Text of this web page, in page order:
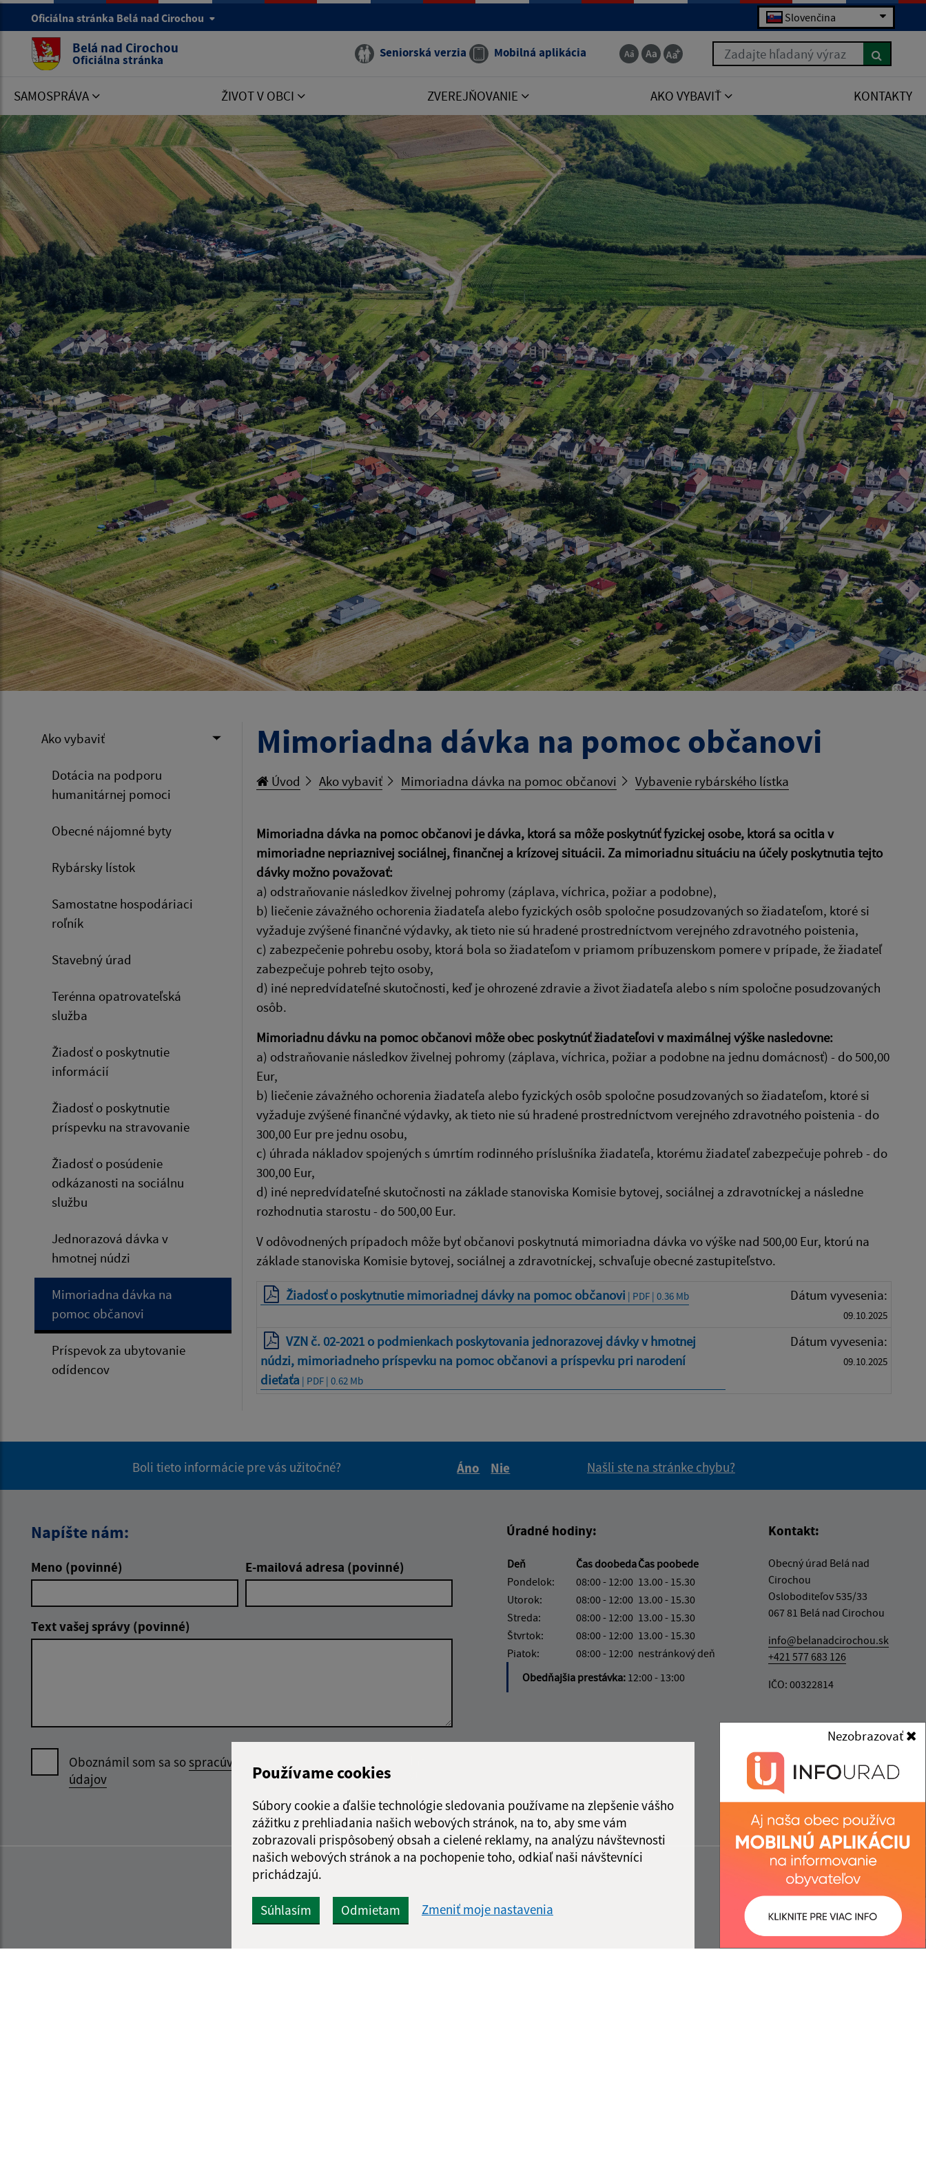
Používame cookies
Súbory cookie a ďalšie technológie sledovania používame na zlepšenie vášho
zážitku z prehliadania našich webových stránok, na to, aby sme vám
zobrazovali prispôsobený obsah a cielené reklamy, na analýzu návštevnosti
našich webových stránok a na pochopenie toho, odkiaľ naši návštevníci
prichádzajú.
Súhlasím Odmietam Zmeniť moje nastavenia
Nezobrazovať
Oficiálna stránka Belá nad Cirochou Slovenčina
Belá nad Cirochou
Oficiálna stránka Seniorská verzia Mobilná aplikácia Zadajte hľadaný výraz
SAMOSPRÁVA ŽIVOT V OBCI ZVEREJŇOVANIE AKO VYBAVIŤ KONTAKTY
Ako vybaviť
Dotácia na podporu
humanitárnej pomoci
Obecné nájomné byty
Rybársky lístok
Samostatne hospodáriaci
roľník
Stavebný úrad
Terénna opatrovateľská
služba
Žiadosť o poskytnutie
informácií
Žiadosť o poskytnutie
príspevku na stravovanie
Žiadosť o posúdenie
odkázanosti na sociálnu
službu
Jednorazová dávka v
hmotnej núdzi
Mimoriadna dávka na
pomoc občanovi
Príspevok za ubytovanie
odídencov
Mimoriadna dávka na pomoc občanovi
Úvod Ako vybaviť Mimoriadna dávka na pomoc občanovi Vybavenie rybárského lístka
Mimoriadna dávka na pomoc občanovi je dávka, ktorá sa môže poskytnúť fyzickej osobe, ktorá sa ocitla v
mimoriadne nepriaznivej sociálnej, finančnej a krízovej situácii. Za mimoriadnu situáciu na účely poskytnutia tejto
dávky možno považovať:
a) odstraňovanie následkov živelnej pohromy (záplava, víchrica, požiar a podobne),
b) liečenie závažného ochorenia žiadateľa alebo fyzických osôb spoločne posudzovaných so žiadateľom, ktoré si
vyžaduje zvýšené finančné výdavky, ak tieto nie sú hradené prostredníctvom verejného zdravotného poistenia,
c) zabezpečenie pohrebu osoby, ktorá bola so žiadateľom v priamom príbuzenskom pomere v prípade, že žiadateľ
zabezpečuje pohreb tejto osoby,
d) iné nepredvídateľné skutočnosti, keď je ohrozené zdravie a život žiadateľa alebo s ním spoločne posudzovaných
osôb.
Mimoriadnu dávku na pomoc občanovi môže obec poskytnúť žiadateľovi v maximálnej výške nasledovne:
a) odstraňovanie následkov živelnej pohromy (záplava, víchrica, požiar a podobne na jednu domácnosť) - do 500,00
Eur,
b) liečenie závažného ochorenia žiadateľa alebo fyzických osôb spoločne posudzovaných so žiadateľom, ktoré si
vyžaduje zvýšené finančné výdavky, ak tieto nie sú hradené prostredníctvom verejného zdravotného poistenia - do
300,00 Eur pre jednu osobu,
c) úhrada nákladov spojených s úmrtím rodinného príslušníka žiadateľa, ktorému žiadateľ zabezpečuje pohreb - do
300,00 Eur,
d) iné nepredvídateľné skutočnosti na základe stanoviska Komisie bytovej, sociálnej a zdravotníckej a následne
rozhodnutia starostu - do 500,00 Eur.
V odôvodnených prípadoch môže byť občanovi poskytnutá mimoriadna dávka vo výške nad 500,00 Eur, ktorú na
základe stanoviska Komisie bytovej, sociálnej a zdravotníckej, schvaľuje obecné zastupiteľstvo.
Žiadosť o poskytnutie mimoriadnej dávky na pomoc občanovi | PDF | 0.36 Mb Dátum vyvesenia:
09.10.2025
VZN č. 02-2021 o podmienkach poskytovania jednorazovej dávky v hmotnej
núdzi, mimoriadneho príspevku na pomoc občanovi a príspevku pri narodení
dieťaťa | PDF | 0.62 Mb
Dátum vyvesenia:
09.10.2025
Boli tieto informácie pre vás užitočné?
Áno
Nie
Našli ste na stránke chybu?
Napíšte nám:
Meno (povinné) E-mailová adresa (povinné)
Text vašej správy (povinné)
Oboznámil som sa sospracúvaním osobných
údajov
správu
Úradné hodiny:
Deň Čas doobedaČas poobede
Pondelok:
08:00 - 12:00 13.00 - 15.30
Utorok:
08:00 - 12:00 13.00 - 15.30
Streda:
08:00 - 12:00 13.00 - 15.30
Štvrtok:
08:00 - 12:00 13.00 - 15.30
Piatok:
08:00 - 12:00 nestránkový deň
Obedňajšia prestávka: 12:00 - 13:00
Kontakt:
Obecný úrad Belá nad
Cirochou
Osloboditeľov 535/33
067 81 Belá nad Cirochou
info@belanadcirochou.sk
+421 577 683 126
IČO: 00322814